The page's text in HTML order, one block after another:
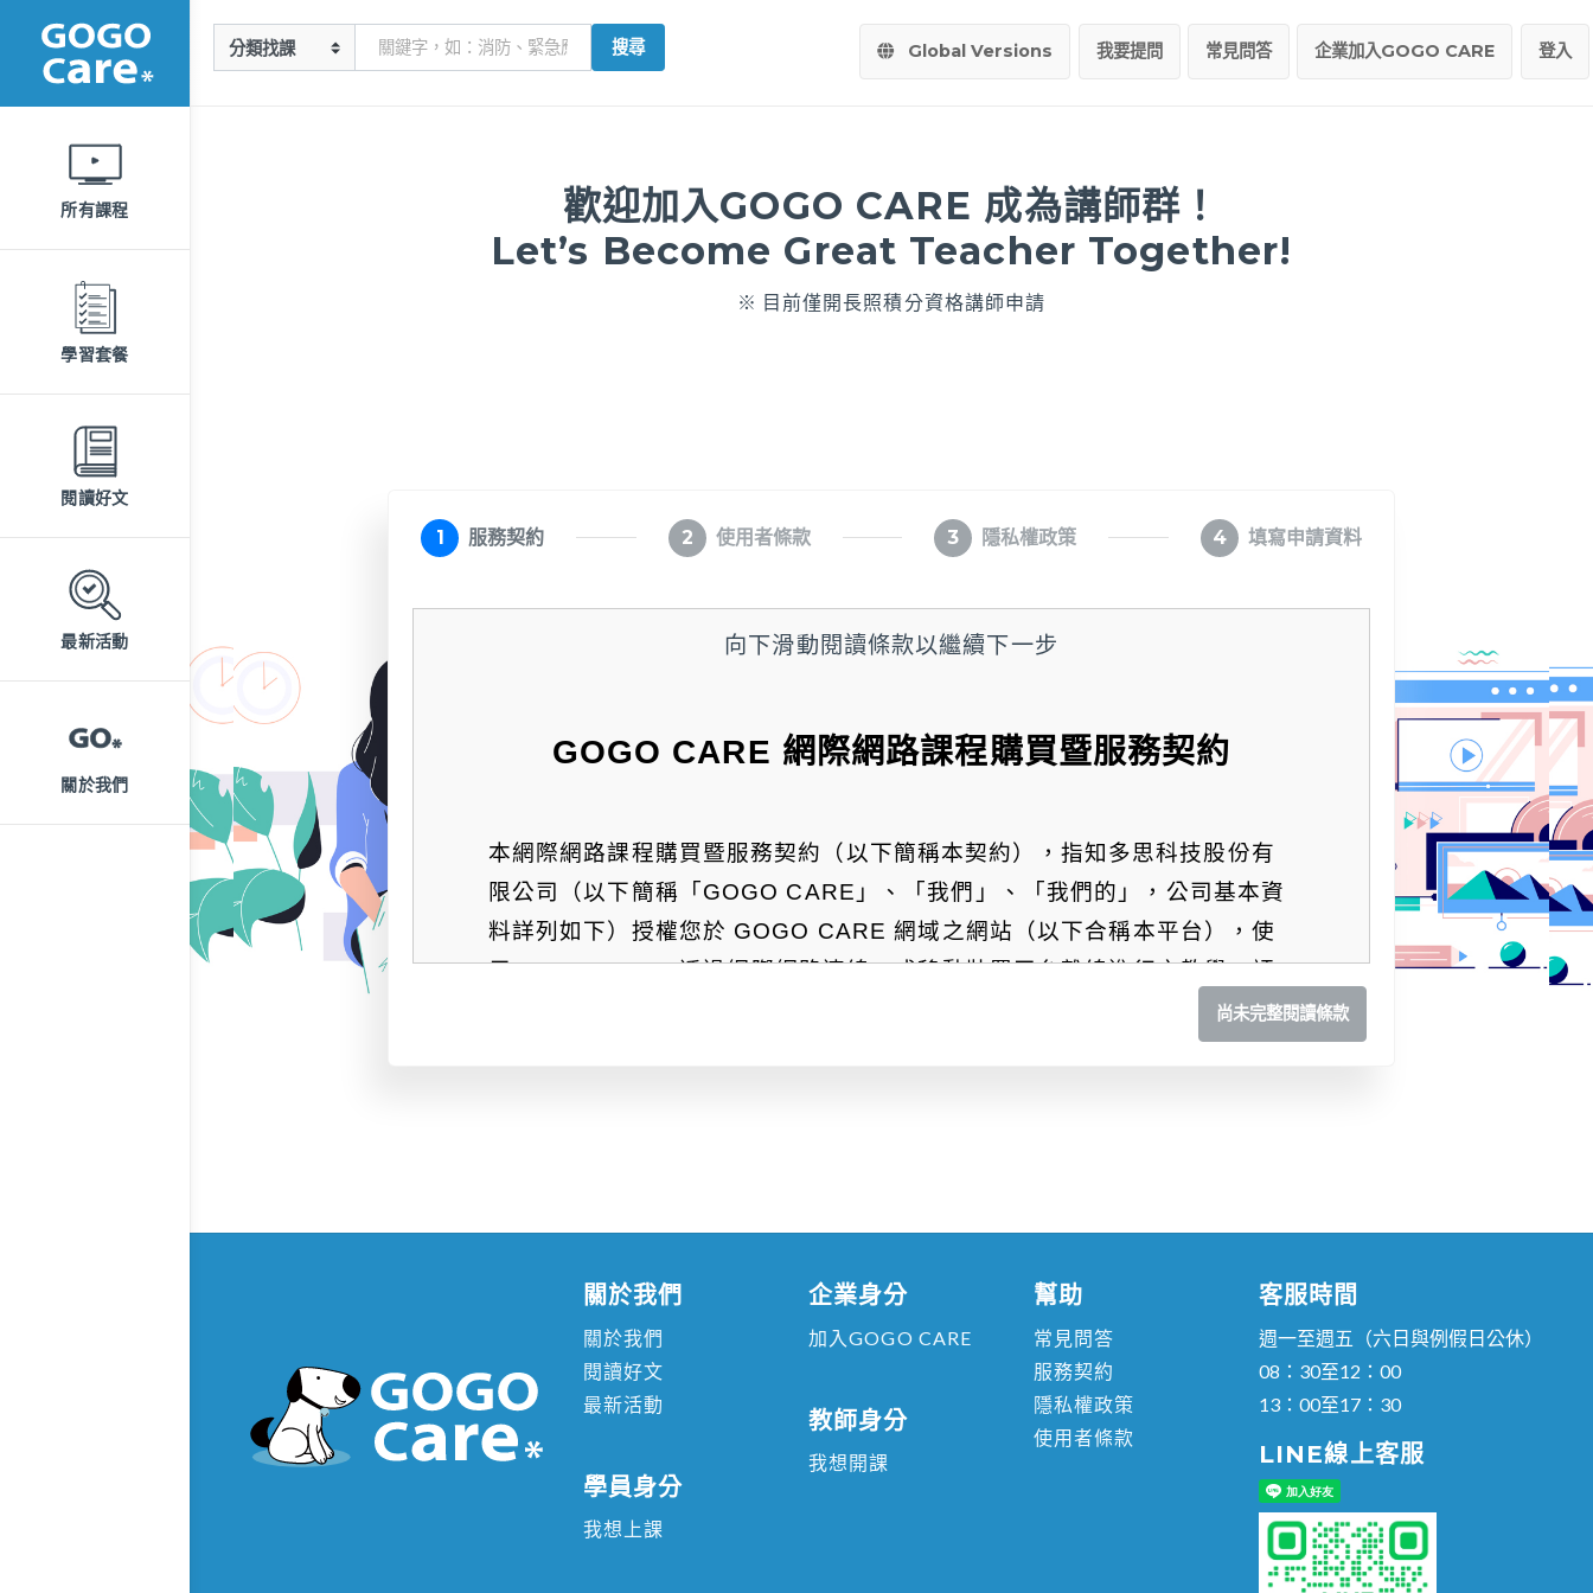
登入
企業加入GOGO CARE
常見問答
我要提問
Global Versions
搜尋
所有課程
學習套餐
閱讀好文
最新活動
關於我們
歡迎加入GOGO CARE 成為講師群！
Let’s Become Great Teacher Together!
※ 目前僅開長照積分資格講師申請
1 服務契約 2 使用者條款 3 隱私權政策 4 填寫申請資料
向下滑動閱讀條款以繼續下一步
GOGO CARE 網際網路課程購買暨服務契約
本網際網路課程購買暨服務契約（以下簡稱本契約），指知多思科技股份有
限公司（以下簡稱「GOGO CARE」、「我們」、「我們的」，公司基本資
料詳列如下）授權您於 GOGO CARE 網域之網站（以下合稱本平台），使
用 GOGO CARE 透過網際網路連線、或移動裝置平台離線進行之教學、評
量或其他相關服務(以下簡稱「本服務」)。爰此，關於本服務之權利義務，雙
營業所地址：40348臺中市烏日區烏日里新興路136號1樓
本服務內容、權利、義務，依本契約條款訂定之。
包括下列各款：
2-1 GOGO CARE
提供本服務之網站網址：
https://www.gogocare.com.tw
2-2 GOGO CARE
提供本服務之適用對象：長期照顧人員、醫事人員，對
尚未完整閱讀條款
關於我們
關於我們
閱讀好文
最新活動
學員身分
我想上課
企業身分
加入GOGO CARE
教師身分
我想開課
幫助
常見問答
服務契約
隱私權政策
使用者條款
客服時間
週一至週五（六日與例假日公休）
08：30至12：00
13：00至17：30
LINE線上客服